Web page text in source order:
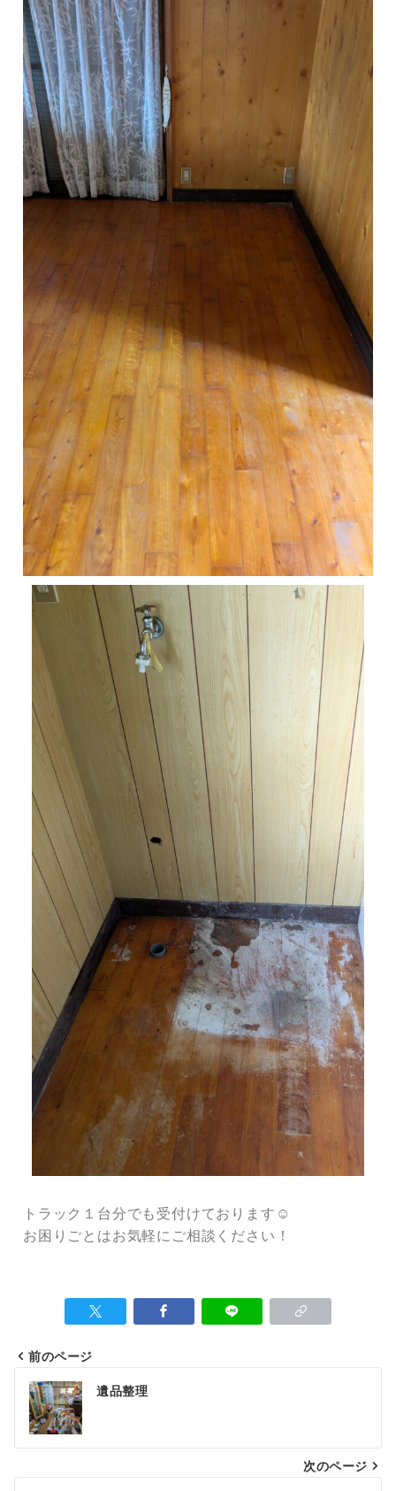
トラック１台分でも受付けております☺
お困りごとはお気軽にご相談ください！
前のページ
遺品整理
次のページ